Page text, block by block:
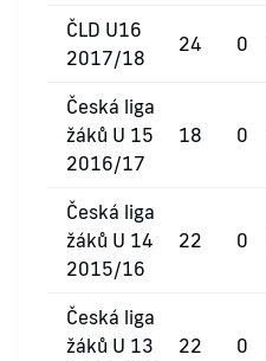
ČLD U16
2017/18
24 0
Česká liga
žáků U 15
2016/17
18 0
Česká liga
žáků U 14
2015/16
22 0
Česká liga
žáků U 13
22 0